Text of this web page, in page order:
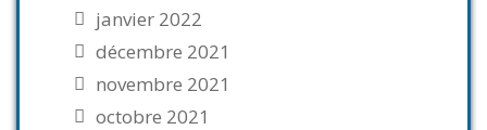
janvier 2022
décembre 2021
novembre 2021
octobre 2021